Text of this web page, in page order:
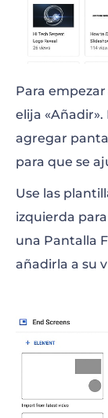
Para
elija
agregar
para que se
Use las
izquierda
una Pantalla
añadirla a su